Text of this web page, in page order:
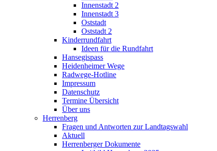
Innenstadt 2
Innenstadt 3
Oststadt
Oststadt 2
Kinderrundfahrt
Ideen für die Rundfahrt
Hansegispass
Heidenheimer Wege
Radwege-Hotline
Impressum
Datenschutz
Termine Übersicht
Über uns
Herrenberg
Fragen und Antworten zur Landtagswahl
Aktuell
Herrenberger Dokumente